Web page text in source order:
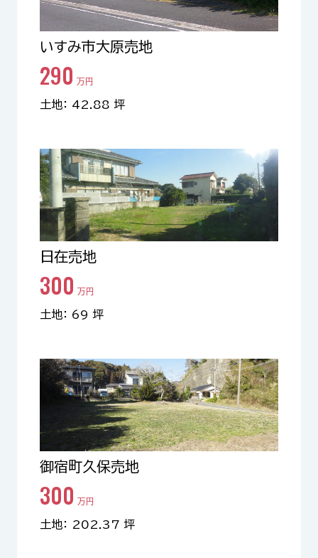
いすみ市大原売地
290 万円
土地： 42.88 坪
日在売地
300 万円
土地： 69 坪
御宿町久保売地
300 万円
土地： 202.37 坪